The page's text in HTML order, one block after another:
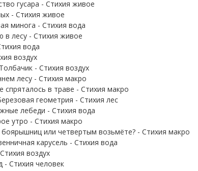
гусара - Стихия живое
- Стихия живое
минога - Стихия вода
лесу - Стихия живое
вода
воздух
- Стихия воздух
лесу - Стихия макро
спряталось в траве - Стихия макро
геометрия - Стихия лес
лебеди - Стихия вода
утро - Стихия макро
или четвертым возьмёте? - Стихия макро
карусель - Стихия вода
воздух
- Стихия человек